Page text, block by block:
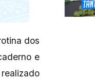
dos
e